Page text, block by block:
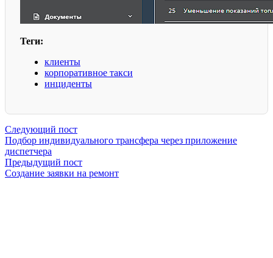
Теги:
клиенты
корпоративное такси
инциденты
Следующий пост
Подбор индивидуального трансфера через приложение
диспетчера
Предыдущий пост
Создание заявки на ремонт